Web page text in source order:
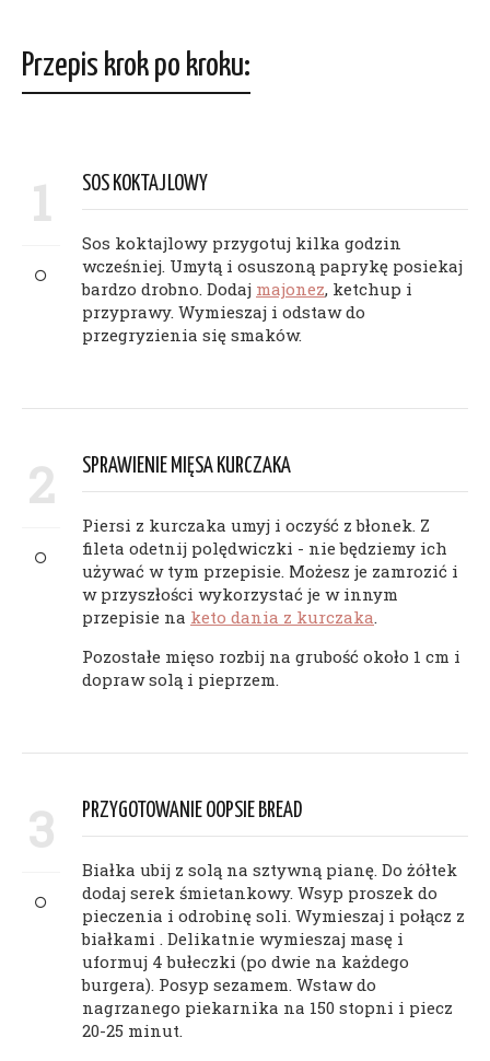
Przepis krok po kroku:
1 SOS KOKTAJLOWY
Sos koktajlowy przygotuj kilka godzin
wcześniej. Umytą i osuszoną paprykę posiekaj
bardzo drobno. Dodaj majonez, ketchup i
przyprawy. Wymieszaj i odstaw do
przegryzienia się smaków.
2 SPRAWIENIE MIĘSA KURCZAKA
Piersi z kurczaka umyj i oczyść z błonek. Z
fileta odetnij polędwiczki - nie będziemy ich
używać w tym przepisie. Możesz je zamrozić i
w przyszłości wykorzystać je w innym
przepisie na keto dania z kurczaka.
Pozostałe mięso rozbij na grubość około 1 cm i
dopraw solą i pieprzem.
3 PRZYGOTOWANIE OOPSIE BREAD
Białka ubij z solą na sztywną pianę. Do żółtek
dodaj serek śmietankowy. Wsyp proszek do
pieczenia i odrobinę soli. Wymieszaj i połącz z
białkami . Delikatnie wymieszaj masę i
uformuj 4 bułeczki (po dwie na każdego
burgera). Posyp sezamem. Wstaw do
nagrzanego piekarnika na 150 stopni i piecz
20-25 minut.